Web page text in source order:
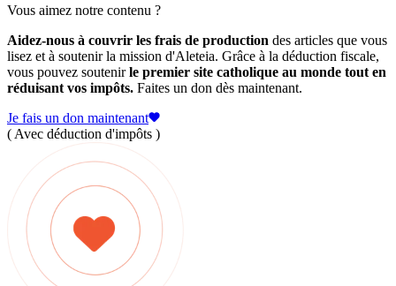
Vous aimez notre contenu ?
Aidez-nous à couvrir les frais de production des articles que vous
lisez et à soutenir la mission d'Aleteia. Grâce à la déduction fiscale,
vous pouvez soutenirle premier site catholique au monde tout en
réduisant vos impôts. Faites un don dès maintenant.
Je fais un don maintenant
( Avec déduction d'impôts )